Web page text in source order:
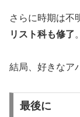
さらに時期は不
リスト科も修了。
結局、好きなア
最後に